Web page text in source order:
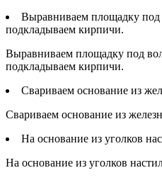
Выравниваем площадку под
подкладываем кирпичи.
Выравниваем площадку под
подкладываем кирпичи.
Свариваем основание из
Свариваем основание из
На основание из уголков
На основание из уголков